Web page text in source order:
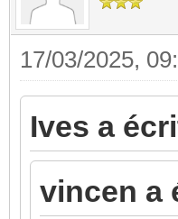
17/03/2025,
Ives a
vincen a